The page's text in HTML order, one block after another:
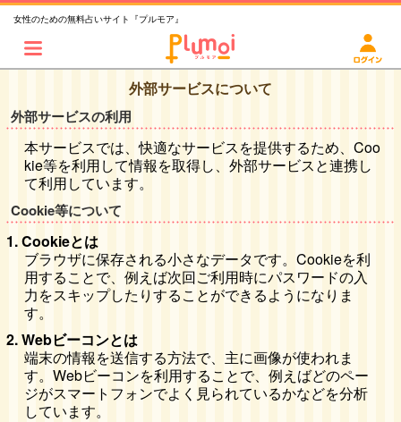
女性のための無料占いサイト『プルモア』
外部サービスについて
外部サービスの利用
本サービスでは、快適なサービスを提供するため、Coo
kie等を利用して情報を取得し、外部サービスと連携し
て利用しています。
Cookie等について
1. Cookieとは
ブラウザに保存される小さなデータです。Cookieを利
用することで、例えば次回ご利用時にパスワードの入
力をスキップしたりすることができるようになりま
す。
2. Webビーコンとは
端末の情報を送信する方法で、主に画像が使われま
す。Webビーコンを利用することで、例えばどのペー
ジがスマートフォンでよく見られているかなどを分析
しています。